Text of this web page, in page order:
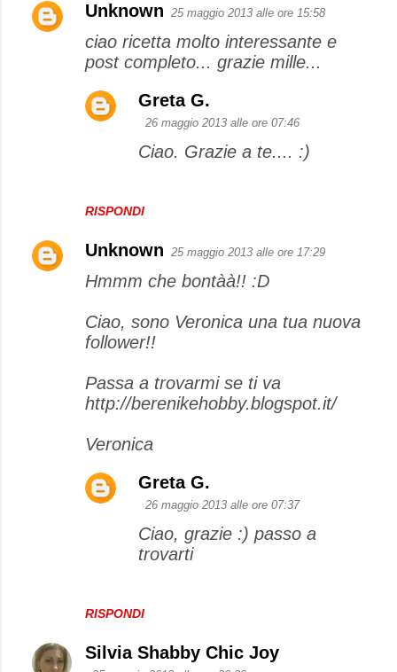
Unknown 25 maggio 2013 alle ore 15:58
ciao ricetta molto interessante e
post completo... grazie mille...
RISPONDI
Greta G.
26 maggio 2013 alle ore 07:46
Ciao. Grazie a te.... :)
Unknown 25 maggio 2013 alle ore 17:29
Hmmm che bontàà!! :D
Ciao, sono Veronica una tua nuova
follower!!
Passa a trovarmi se ti va
http://berenikehobby.blogspot.it/
Veronica
RISPONDI
Greta G.
26 maggio 2013 alle ore 07:37
Ciao, grazie :) passo a
trovarti
Silvia Shabby Chic Joy